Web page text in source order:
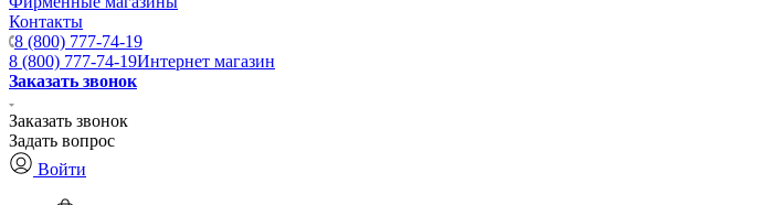
Контакты
8 (800) 777-74-19
8 (800) 777-74-19Интернет магазин
Заказать звонок
Заказать звонок
Задать вопрос
Войти